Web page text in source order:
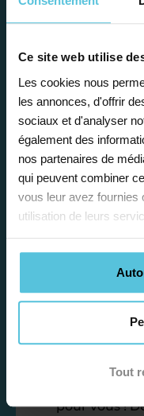
Ce site web utilise
Les cookies nous
les annonces, d'offrir
sociaux et d'analyser
également des
nos partenaires de
qui peuvent combiner
vous leur avez fournies
utilisation de leurs
Tout
Enseignez
Afin de
emploi du
vos
pour vous !